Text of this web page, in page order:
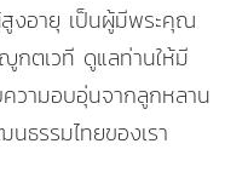
งอายุ เป็นผู้มีพระคุณ
กตเวที ดูแลท่านให้มี
ความอบอุ่นจากลูกหลาน
ธรรมไทยของเรา